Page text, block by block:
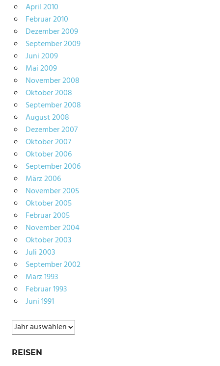
April 2010
Februar 2010
Dezember 2009
September 2009
Juni 2009
Mai 2009
November 2008
Oktober 2008
September 2008
August 2008
Dezember 2007
Oktober 2007
Oktober 2006
September 2006
März 2006
November 2005
Oktober 2005
Februar 2005
November 2004
Oktober 2003
Juli 2003
September 2002
März 1993
Februar 1993
Juni 1991
Archiv
REISEN